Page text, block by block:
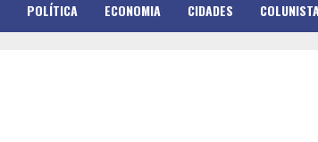
POLÍTICA ECONOMIA CIDADES